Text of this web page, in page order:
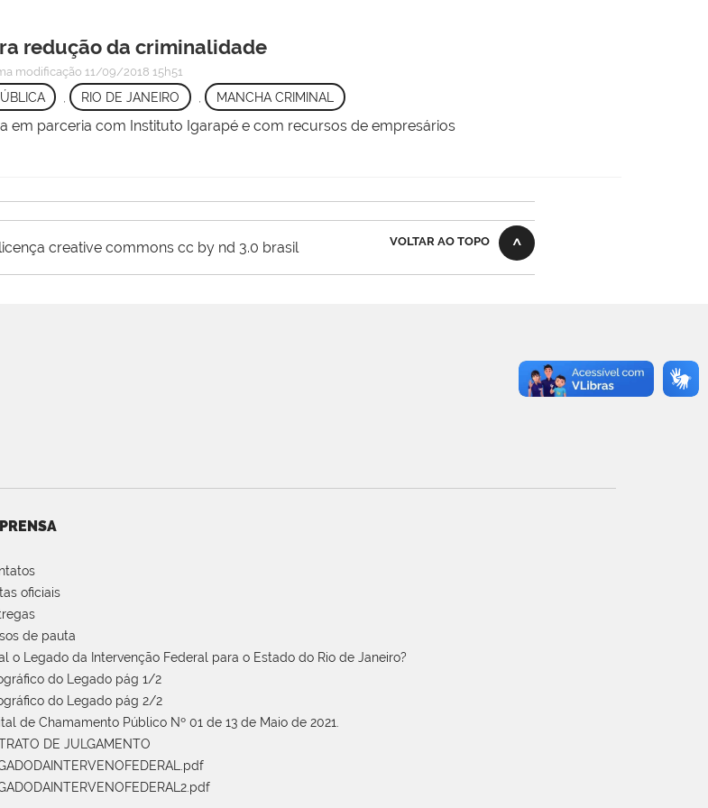
redução da criminalidade
modificação 11/09/2018 15h51
, RIO DE JANEIRO , MANCHA CRIMINAL
em parceria com Instituto Igarapé e com recursos de empresários
VOLTAR AO TOPO
creative commons cc by nd 3.0 brasil
oficiais
de pauta
o Legado da Intervenção Federal para o Estado do Rio de Janeiro?
do Legado pág 1/2
do Legado pág 2/2
de Chamamento Público Nº 01 de 13 de Maio de 2021.
DE JULGAMENTO